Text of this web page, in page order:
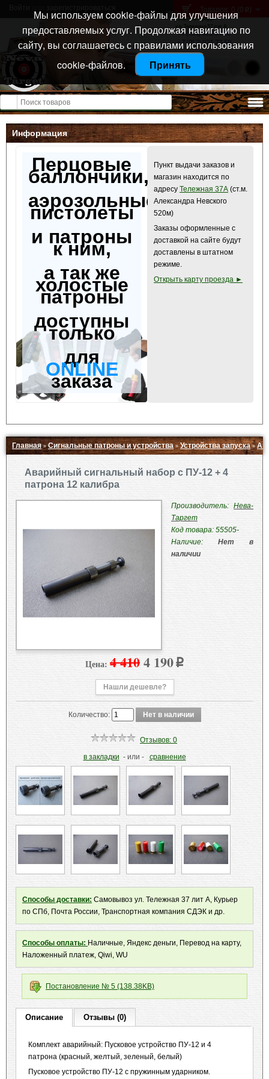
Санкт-Петербург
ул. Тележная 37 лит А
+7 (911) 021-04-08
+7 (812) 921-73-50
Товаров: 0 (0 p )
Открыть меню
Информация
Перцовые
баллончики,
аэрозольные
пистолеты
и патроны
к ним,
а так же
холостые
патроны
доступны
только
для
ONLINE
заказа
Пункт выдачи заказов и
магазин находится по
адресу Тележная 37А (ст.м.
Александра Невского
520м)
Заказы оформленные с
доставкой на сайте будут
доставлены в штатном
режиме.
Открыть карту проезда ►
Главная»Сигнальные патроны и устройства »Устройства запуска»
Аварийный сигнальный набор с ПУ-12 + 4
патрона 12 калибра
Производитель: Нева-
Таргет
Код товара: 55505-
Наличие: Нет в
наличии
Цена: 4 4104 190 p
Нашли дешевле?
Количество:
Отзывов: 0
в закладки - или - сравнение
Способы доставки: Самовывоз ул. Тележная 37 лит А, Курьер
по СПб, Почта России, Транспортная компания СДЭК и др.
Способы оплаты: Наличные, Яндекс деньги, Перевод на карту,
Наложенный платеж, Qiwi, WU
Постановление № 5 (138.38KB)
Описание Отзывы (0)
Комплект аварийный: Пусковое устройство ПУ-12 и 4
патрона (красный, желтый, зеленый, белый)
Пусковое устройство ПУ-12 с пружинным ударником.
Мы используем cookie-файлы для улучшения
предоставляемых услуг. Продолжая навигацию по
сайту, вы соглашаетесь с правилами использования
cookie-файлов.
Принять